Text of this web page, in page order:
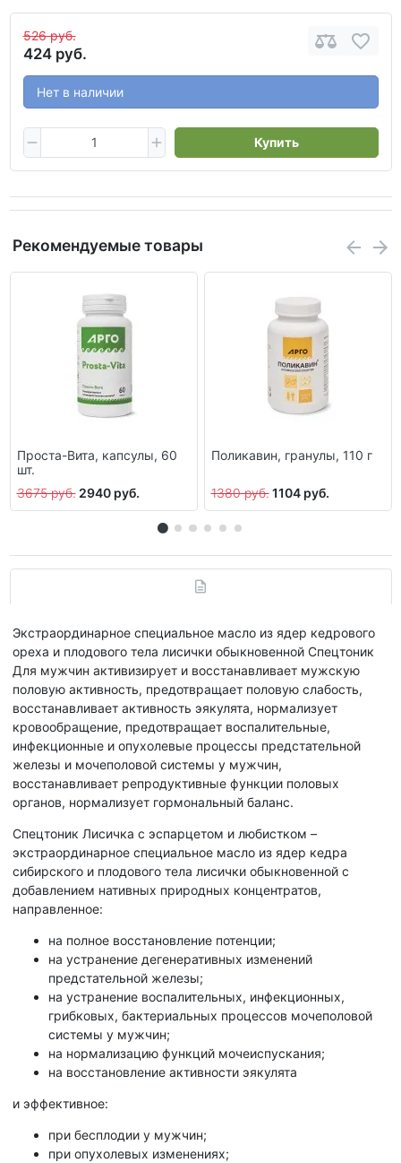
526 руб.
424 руб.
Нет в наличии
Купить
Рекомендуемые товары
Проста-Вита, капсулы, 60
шт.
3675 руб. 2940 руб.
Поликавин, гранулы, 110 г
1380 руб. 1104 руб.
Экстраординарное специальное масло из ядер кедрового
ореха и плодового тела лисички обыкновенной Спецтоник
Для мужчин активизирует и восстанавливает мужскую
половую активность, предотвращает половую слабость,
восстанавливает активность эякулята, нормализует
кровообращение, предотвращает воспалительные,
инфекционные и опухолевые процессы предстательной
железы и мочеполовой системы у мужчин,
восстанавливает репродуктивные функции половых
органов, нормализует гормональный баланс.
Спецтоник Лисичка с эспарцетом и любистком –
экстраординарное специальное масло из ядер кедра
сибирского и плодового тела лисички обыкновенной с
добавлением нативных природных концентратов,
направленное:
на полное восстановление потенции;
на устранение дегенеративных изменений
предстательной железы;
на устранение воспалительных, инфекционных,
грибковых, бактериальных процессов мочеполовой
системы у мужчин;
на нормализацию функций мочеиспускания;
на восстановление активности эякулята
и эффективное:
при бесплодии у мужчин;
при опухолевых изменениях;